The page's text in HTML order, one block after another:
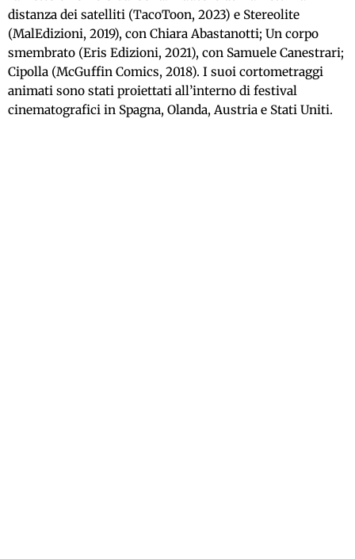
distanza dei satelliti (TacoToon, 2023) e Stereolite
(MalEdizioni, 2019), con Chiara Abastanotti; Un corpo
smembrato (Eris Edizioni, 2021), con Samuele Canestrari;
Cipolla (McGuffin Comics, 2018). I suoi cortometraggi
animati sono stati proiettati all’interno di festival
cinematografici in Spagna, Olanda, Austria e Stati Uniti.